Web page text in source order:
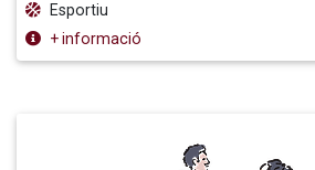
Esportiu
+ informació